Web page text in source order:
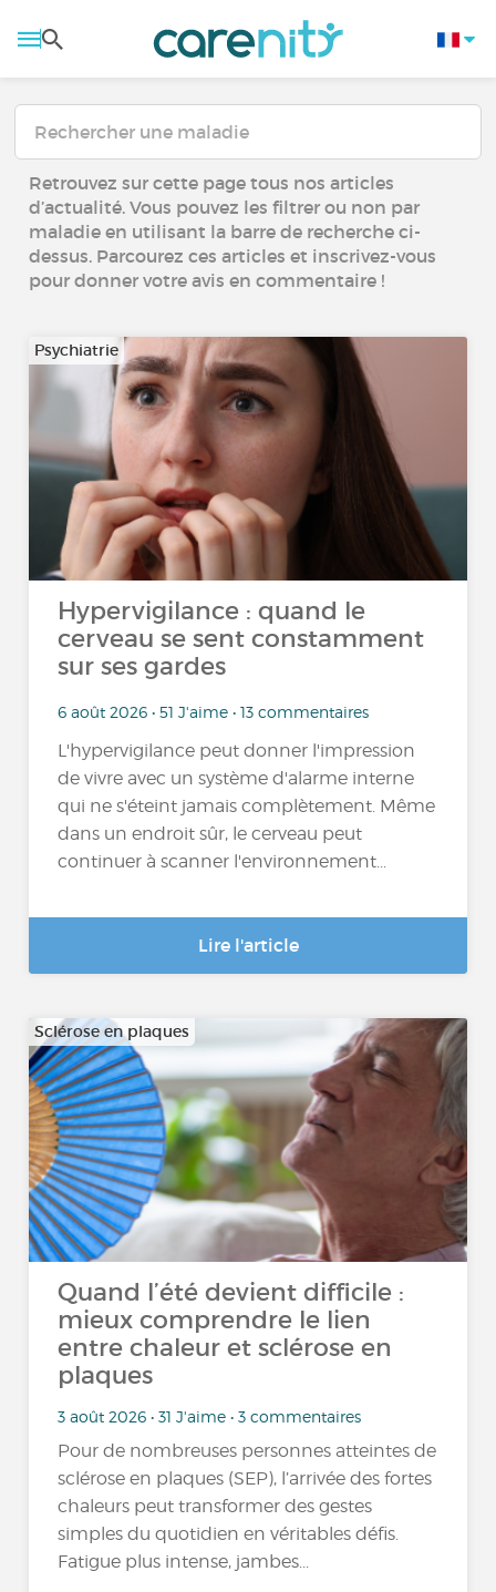
Retrouvez sur cette page tous nos articles
d’actualité. Vous pouvez les filtrer ou non par
maladie en utilisant la barre de recherche ci-
dessus. Parcourez ces articles et inscrivez-vous
pour donner votre avis en commentaire !
Psychiatrie
Hypervigilance : quand le
cerveau se sent constamment
sur ses gardes
6 août 2026 • 51 J'aime • 13 commentaires
L'hypervigilance peut donner l'impression
de vivre avec un système d'alarme interne
qui ne s'éteint jamais complètement. Même
dans un endroit sûr, le cerveau peut
continuer à scanner l'environnement...
Lire l'article
Sclérose en plaques
Quand l’été devient difficile :
mieux comprendre le lien
entre chaleur et sclérose en
plaques
3 août 2026 • 31 J'aime • 3 commentaires
Pour de nombreuses personnes atteintes de
sclérose en plaques (SEP), l’arrivée des fortes
chaleurs peut transformer des gestes
simples du quotidien en véritables défis.
Fatigue plus intense, jambes...